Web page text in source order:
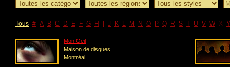
Tous # A B C D E F G H J K L M N O P Q R S T U V W X Y
Mon Oeil
Maison de disques
Montréal